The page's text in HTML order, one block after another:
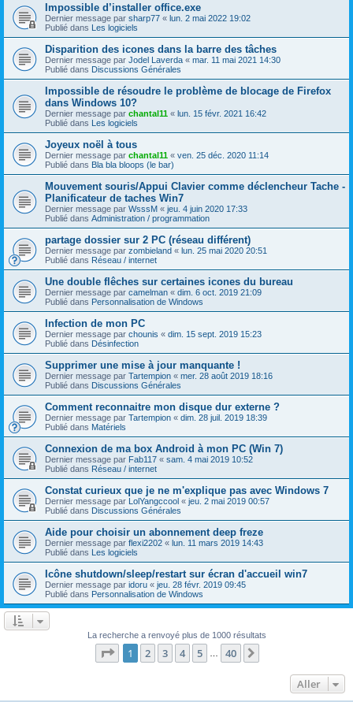
Impossible d’installer office.exe
Dernier message par sharp77 « lun. 2 mai 2022 19:02
Publié dans Les logiciels
Disparition des icones dans la barre des tâches
Dernier message par Jodel Laverda « mar. 11 mai 2021 14:30
Publié dans Discussions Générales
Impossible de résoudre le problème de blocage de Firefox
dans Windows 10?
Dernier message par chantal11 « lun. 15 févr. 2021 16:42
Publié dans Les logiciels
Joyeux noël à tous
Dernier message par chantal11 « ven. 25 déc. 2020 11:14
Publié dans Bla bla bloops (le bar)
Mouvement souris/Appui Clavier comme déclencheur Tache -
Planificateur de taches Win7
Dernier message par WsssM « jeu. 4 juin 2020 17:33
Publié dans Administration / programmation
partage dossier sur 2 PC (réseau différent)
Dernier message par zombieland « lun. 25 mai 2020 20:51
Publié dans Réseau / internet
Une double flêches sur certaines icones du bureau
Dernier message par camelman « dim. 6 oct. 2019 21:09
Publié dans Personnalisation de Windows
Infection de mon PC
Dernier message par chounis « dim. 15 sept. 2019 15:23
Publié dans Désinfection
Supprimer une mise à jour manquante !
Dernier message par Tartempion « mer. 28 août 2019 18:16
Publié dans Discussions Générales
Comment reconnaitre mon disque dur externe ?
Dernier message par Tartempion « dim. 28 juil. 2019 18:39
Publié dans Matériels
Connexion de ma box Android à mon PC (Win 7)
Dernier message par Fab117 « sam. 4 mai 2019 10:52
Publié dans Réseau / internet
Constat curieux que je ne m'explique pas avec Windows 7
Dernier message par LolYangccool « jeu. 2 mai 2019 00:57
Publié dans Discussions Générales
Aide pour choisir un abonnement deep freze
Dernier message par flexi2202 « lun. 11 mars 2019 14:43
Publié dans Les logiciels
Icône shutdown/sleep/restart sur écran d'accueil win7
Dernier message par idoru « jeu. 28 févr. 2019 09:45
Publié dans Personnalisation de Windows
La recherche a renvoyé plus de 1000 résultats
Page 1sur40
1 2 3 4 5 40
Aller